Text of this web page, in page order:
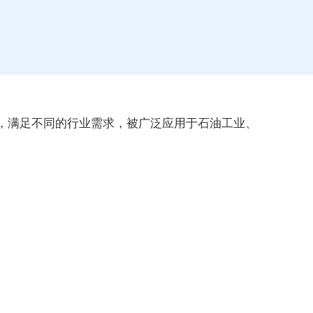
足不同的行业需求，被广泛应用于石油工业、